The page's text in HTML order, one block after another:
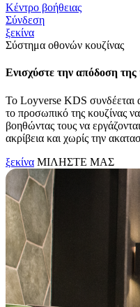
Κέντρο βοήθειας
Σύνδεση
ξεκίνα
Σύστημα οθονών κουζίνας
Ενισχύστε την απόδοση
Το Loyverse KDS συνδέεται
το προσωπικό της κουζίνας
βοηθώντας τους να
ακρίβεια και χωρίς την
ξεκίνα ΜΙΛΗΣΤΕ ΜΑΣ